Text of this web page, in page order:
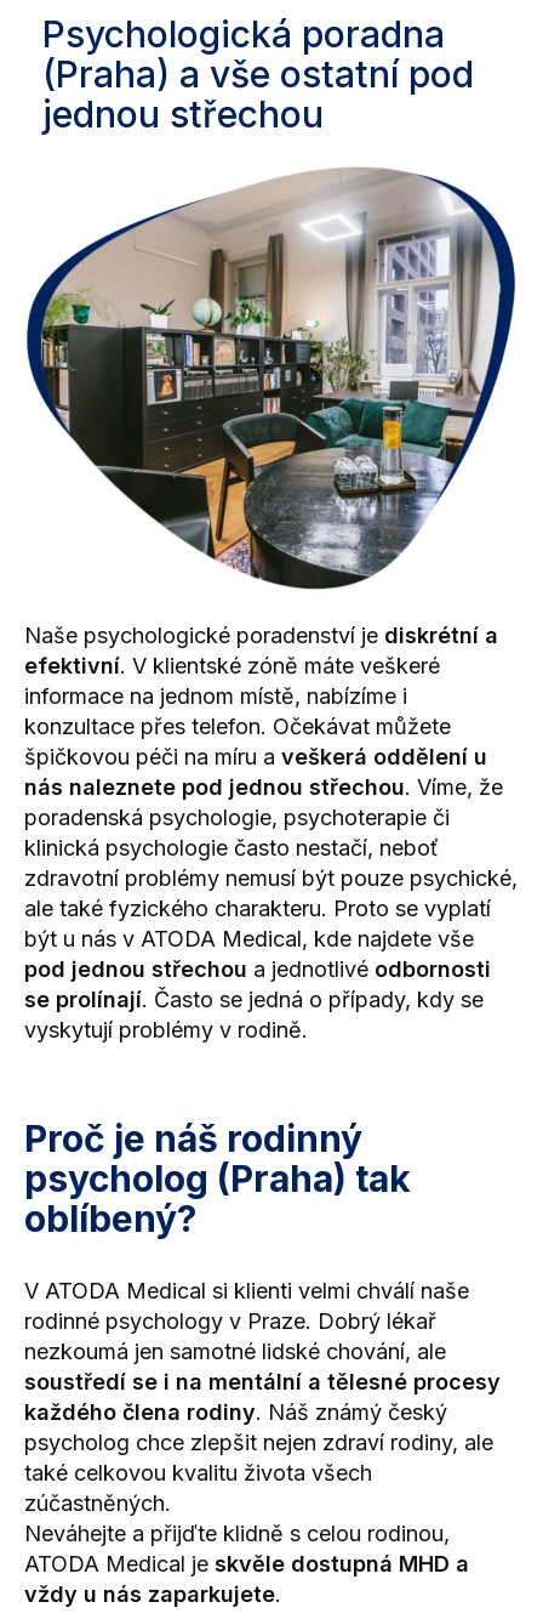
Psychologická poradna
(Praha) a vše ostatní pod
jednou střechou
Naše psychologické poradenství je diskrétní a
efektivní. V klientské zóně máte veškeré
informace na jednom místě, nabízíme i
konzultace přes telefon. Očekávat můžete
špičkovou péči na míru a veškerá oddělení u
nás naleznete pod jednou střechou. Víme, že
poradenská psychologie, psychoterapie či
klinická psychologie často nestačí, neboť
zdravotní problémy nemusí být pouze psychické,
ale také fyzického charakteru. Proto se vyplatí
být u nás v ATODA Medical, kde najdete vše
pod jednou střechou a jednotlivé odbornosti
se prolínají. Často se jedná o případy, kdy se
vyskytují problémy v rodině.
Proč je náš rodinný
psycholog (Praha) tak
oblíbený?
V ATODA Medical si klienti velmi chválí naše
rodinné psychology v Praze. Dobrý lékař
nezkoumá jen samotné lidské chování, ale
soustředí se i na mentální a tělesné procesy
každého člena rodiny. Náš známý český
psycholog chce zlepšit nejen zdraví rodiny, ale
také celkovou kvalitu života všech
zúčastněných.
Neváhejte a přijďte klidně s celou rodinou,
ATODA Medical je skvěle dostupná MHD a
vždy u nás zaparkujete.